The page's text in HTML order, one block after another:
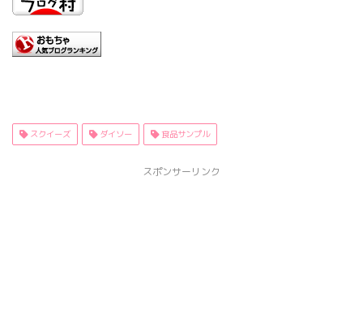
スクイーズ ダイソー 食品サンプル
スポンサーリンク